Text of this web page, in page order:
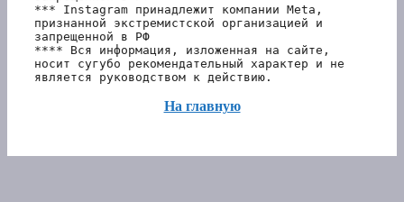
*** Instagram принадлежит компании Meta,
признанной экстремистской организацией и
запрещенной в РФ
**** Вся информация, изложенная на сайте,
носит сугубо рекомендательный характер и не
является руководством к действию.
На главную